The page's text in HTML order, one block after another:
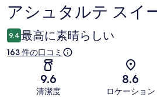
口
コ
ミ
アシュタルテ スイ
9.4 最高に素晴らしい
163 件の口コミ
9.6
清潔度
8.6
ロケーション